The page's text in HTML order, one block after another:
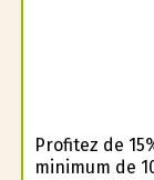
Profitez de
minimum de